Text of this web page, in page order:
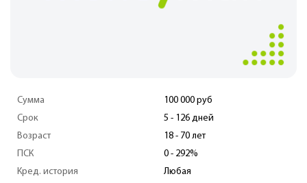
Сумма
100 000 руб
Срок
17 - 179 дн.
Возраст
18 - 80 лет
ПСК
0 - 292%
Кред. история
Любая